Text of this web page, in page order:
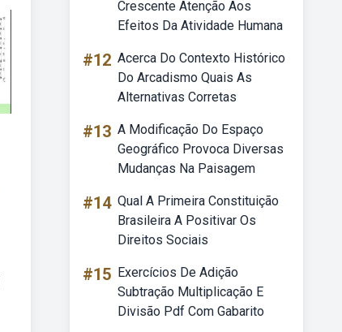
Crescente Atenção Aos
Efeitos Da Atividade Humana
#12 Acerca Do Contexto Histórico
Do Arcadismo Quais As
Alternativas Corretas
#13 A Modificação Do Espaço
Geográfico Provoca Diversas
Mudanças Na Paisagem
#14 Qual A Primeira Constituição
Brasileira A Positivar Os
Direitos Sociais
#15 Exercícios De Adição
Subtração Multiplicação E
Divisão Pdf Com Gabarito